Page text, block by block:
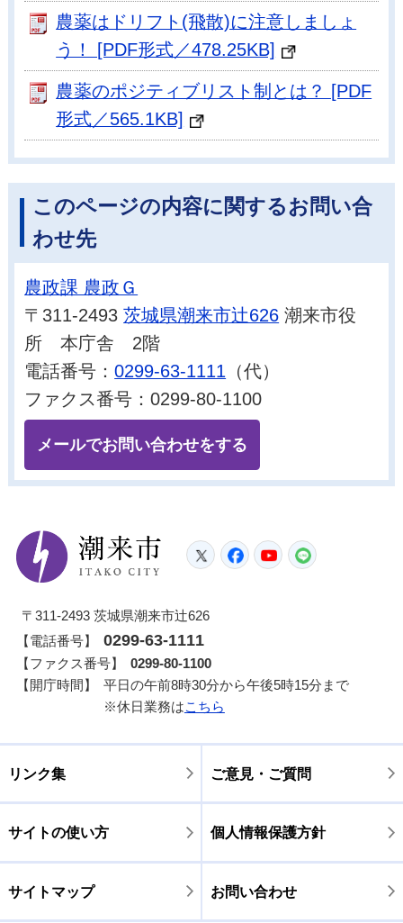
農薬はドリフト(飛散)に注意しましょ
う！ [PDF形式／478.25KB]
農薬のポジティブリスト制とは？ [PDF
形式／565.1KB]
このページの内容に関するお問い合
わせ先
農政課 農政Ｇ
〒311-2493茨城県潮来市辻626 潮来市役
所 本庁舎 2階
電話番号：0299-63-1111 （代）
ファクス番号：0299-80-1100
メールでお問い合わせをする
潮来市
TwitterFacebook
YouTube
〒311-2493 茨城県潮来市辻626
【電話番号】
0299-63-1111
【ファクス番号】
0299-80-1100
【開庁時間】
平日の午前8時30分から午後5時15分まで
※休日業務はこちら
リンク集 ご意見・ご質問
サイトの使い方 個人情報保護方針
サイトマップ お問い合わせ